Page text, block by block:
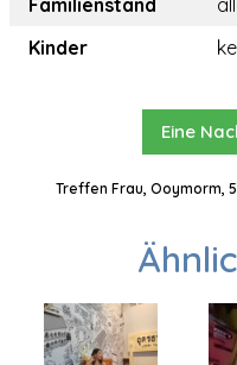
Familienstand
Kinder
Eine
Treffen Frau, Ooymorm,